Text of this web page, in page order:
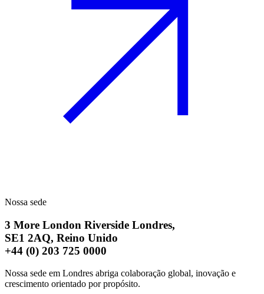
Nossa sede
3 More London Riverside Londres,
SE1 2AQ, Reino Unido
+44 (0) 203 725 0000
Nossa sede em Londres abriga colaboração global, inovação e
crescimento orientado por propósito.